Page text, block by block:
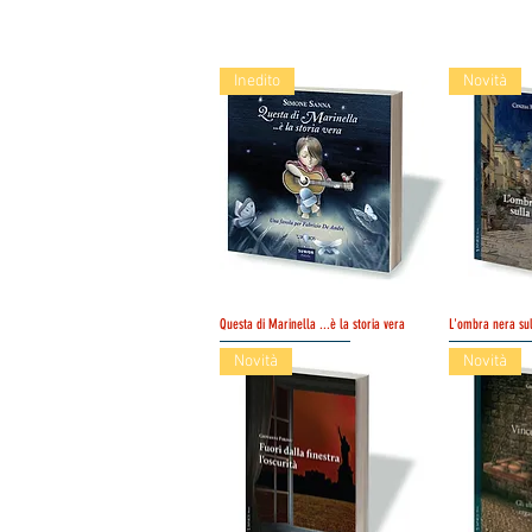
Schnellansicht
Inedito
Questa di Marinella ...è la storia vera
Novità
L'ombra nera
Novità Novità